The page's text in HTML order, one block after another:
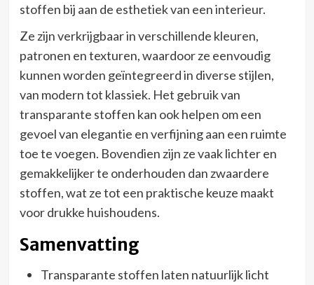
stoffen bij aan de esthetiek van een interieur.
Ze zijn verkrijgbaar in verschillende kleuren,
patronen en texturen, waardoor ze eenvoudig
kunnen worden geïntegreerd in diverse stijlen,
van modern tot klassiek. Het gebruik van
transparante stoffen kan ook helpen om een
gevoel van elegantie en verfijning aan een ruimte
toe te voegen. Bovendien zijn ze vaak lichter en
gemakkelijker te onderhouden dan zwaardere
stoffen, wat ze tot een praktische keuze maakt
voor drukke huishoudens.
Samenvatting
Transparante stoffen laten natuurlijk licht